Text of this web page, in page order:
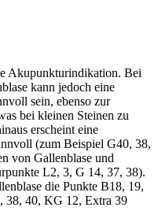
Akupunkturindikation. Bei
kann jedoch eine
sein, ebenso zur
bei kleinen Steinen zu
erscheint eine
(zum Beispiel G40, 38,
von Gallenblase und
L2, 3, G 14, 37, 38).
die Punkte B18, 19,
38, 40, KG 12, Extra 39